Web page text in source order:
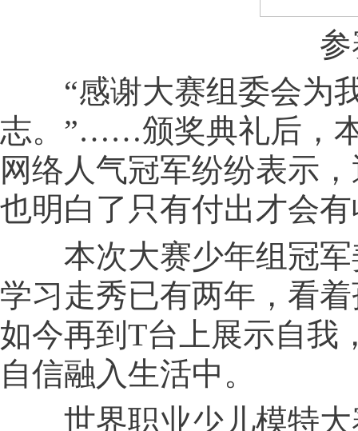
“感谢大赛组委会为我
志。”……颁奖典礼后，
网络人气冠军纷纷表示
也明白了只有付出才会
本次大赛少年组冠军
学习走秀已有两年，看
如今再到T台上展示自我
自信融入生活中。
世界职业少儿模特大